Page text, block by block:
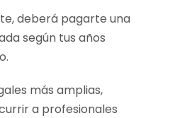
deberá pagarte una
según tus años
más amplias,
a profesionales